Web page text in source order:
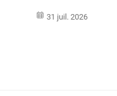
31 juil. 2026